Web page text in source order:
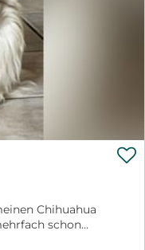
Chihuahua
schon
größeren
